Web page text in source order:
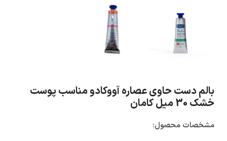
بالم دست حاوی عصاره آووکادو مناسب پوست
خشک 30 میل کامان
مشخصات محصول: